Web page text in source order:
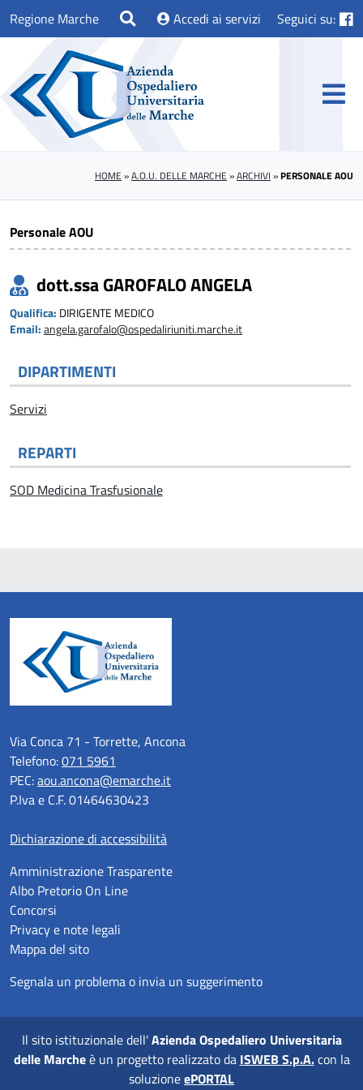
Regione Marche Accedi ai servizi Seguici su:
HOME »A.O.U. DELLE MARCHE »ARCHIVI »PERSONALE AOU
Personale AOU
dott.ssa GAROFALO ANGELA
Qualifica: DIRIGENTE MEDICO
Email: angela.garofalo@ospedaliriuniti.marche.it
DIPARTIMENTI
Servizi
REPARTI
SOD Medicina Trasfusionale
Via Conca 71 - Torrette, Ancona
Telefono:071 5961
PEC:aou.ancona@emarche.it
P.Iva e C.F. 01464630423
Dichiarazione di accessibilità
Amministrazione Trasparente
Albo Pretorio On Line
Concorsi
Privacy e note legali
Mappa del sito
Segnala un problema o invia un suggerimento
Il sito istituzionale dell'Azienda Ospedaliero Universitaria
delle Marcheè un progetto realizzato da ISWEB S.p.A.con la
soluzioneePORTAL